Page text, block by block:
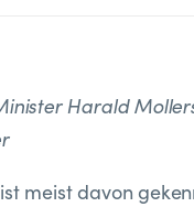
Harald
meist davon